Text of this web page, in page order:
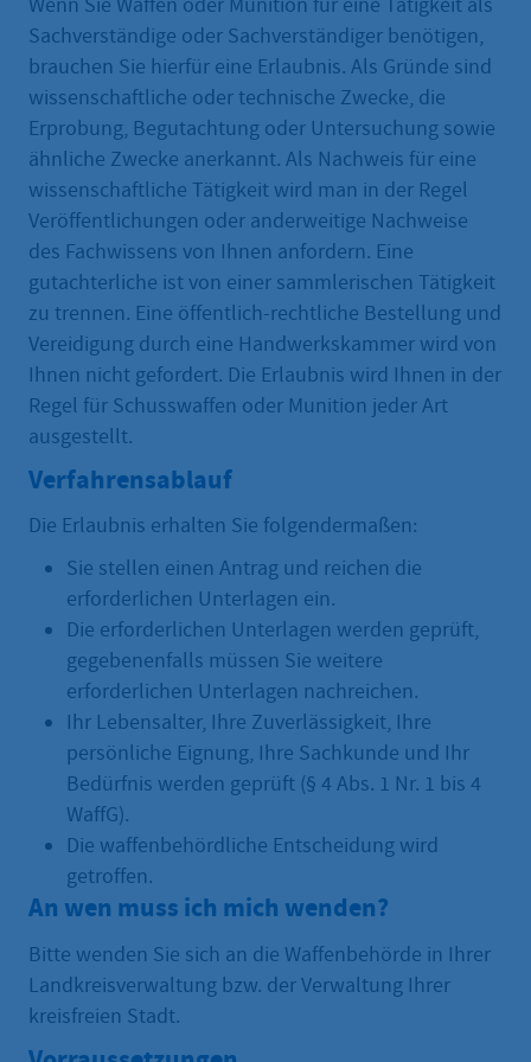
Wenn Sie Waffen oder Munition für eine Tätigkeit als
Sachverständige oder Sachverständiger benötigen,
brauchen Sie hierfür eine Erlaubnis. Als Gründe sind
wissenschaftliche oder technische Zwecke, die
Erprobung, Begutachtung oder Untersuchung sowie
ähnliche Zwecke anerkannt. Als Nachweis für eine
wissenschaftliche Tätigkeit wird man in der Regel
Veröffentlichungen oder anderweitige Nachweise
des Fachwissens von Ihnen anfordern. Eine
gutachterliche ist von einer sammlerischen Tätigkeit
zu trennen. Eine öffentlich-rechtliche Bestellung und
Vereidigung durch eine Handwerkskammer wird von
Ihnen nicht gefordert. Die Erlaubnis wird Ihnen in der
Regel für Schusswaffen oder Munition jeder Art
ausgestellt.
Verfahrensablauf
Die Erlaubnis erhalten Sie folgendermaßen:
Sie stellen einen Antrag und reichen die
erforderlichen Unterlagen ein.
Die erforderlichen Unterlagen werden geprüft,
gegebenenfalls müssen Sie weitere
erforderlichen Unterlagen nachreichen.
Ihr Lebensalter, Ihre Zuverlässigkeit, Ihre
persönliche Eignung, Ihre Sachkunde und Ihr
Bedürfnis werden geprüft (§ 4 Abs. 1 Nr. 1 bis 4
WaffG).
Die waffenbehördliche Entscheidung wird
getroffen.
An wen muss ich mich wenden?
Bitte wenden Sie sich an die Waffenbehörde in Ihrer
Landkreisverwaltung bzw. der Verwaltung Ihrer
kreisfreien Stadt.